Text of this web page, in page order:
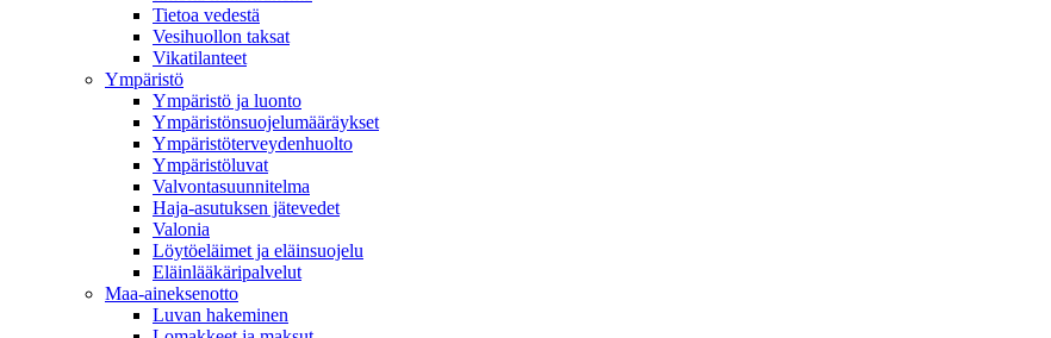
Tietoa vedestä
Vesihuollon taksat
Vikatilanteet
Ympäristö
Ympäristö ja luonto
Ympäristönsuojelumääräykset
Ympäristöterveydenhuolto
Ympäristöluvat
Valvontasuunnitelma
Haja-asutuksen jätevedet
Valonia
Löytöeläimet ja eläinsuojelu
Eläinlääkäripalvelut
Maa-aineksenotto
Luvan hakeminen